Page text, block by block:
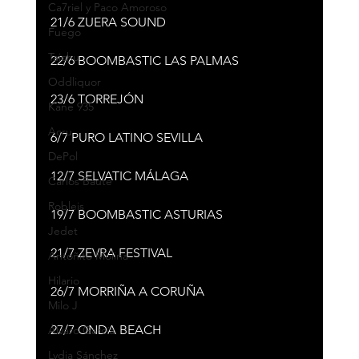
Ca7riel y Paco Amoroso
Fuego
Taichu
Oddliquor
Kane 935
Acru
DePol
Carlos Baute
Robleis
Jedet
Antoñito Molina
Hilario
Milo J
Álvaro García
Lydia Sánchez
21/6 ZUERA SOUND
22/6 BOOMBASTIC LAS PALMAS
23/6 TORREJÓN
6/7 PURO LATINO SEVILLA
12/7 SELVATIC MÁLAGA
19/7 BOOMBASTIC ASTURIAS
21/7 ZEVRA FESTIVAL
26/7 MORRIÑA A CORUÑA
27/7 ONDA BEACH